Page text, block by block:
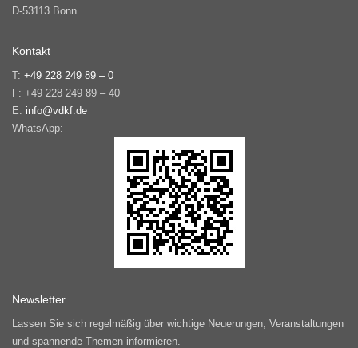
D-53113 Bonn
Kontakt
T: +49 228 249 89 – 0
F: +49 228 249 89 – 40
E: info@vdkf.de
WhatsApp:
Newsletter
Lassen Sie sich regelmäßig über wichtige Neuerungen, Veranstaltungen
und spannende Themen informieren.